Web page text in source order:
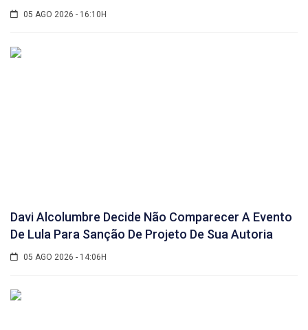
05 AGO 2026 - 16:10H
Davi Alcolumbre Decide Não Comparecer A Evento
De Lula Para Sanção De Projeto De Sua Autoria
05 AGO 2026 - 14:06H